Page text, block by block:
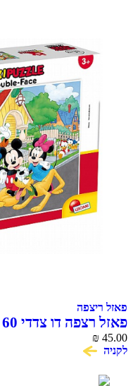
צדדי 60 חלקים מיקי וחברים